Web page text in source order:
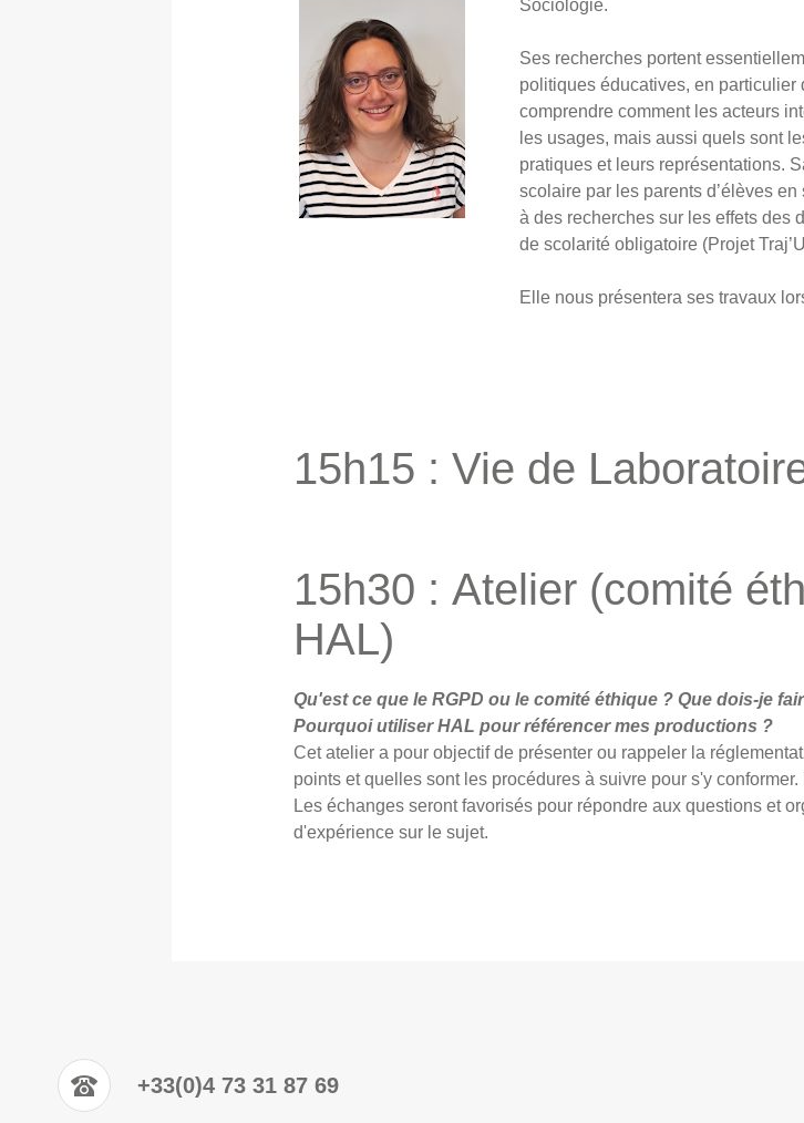
Sociologie.
Ses recherches portent
politiques éducatives, en
comprendre comment les acteurs
les usages, mais aussi quels sont
pratiques et leurs représentations.
scolaire par les parents d’élèves
à des recherches sur les effets des
de scolarité obligatoire (Projet
Elle nous présentera ses travaux
15h15 : Vie de
15h30 : Atelier (comité
HAL)
Qu'est ce que le RGPD ou le comité éthique ? Que dois-je
Pourquoi utiliser HAL pour référencer mes productions ?
Cet atelier a pour objectif de présenter ou rappeler la
points et quelles sont les procédures à suivre pour s'y
Les échanges seront favorisés pour répondre aux questions et
d'expérience sur le sujet.
+33(0)4 73 31 87 69